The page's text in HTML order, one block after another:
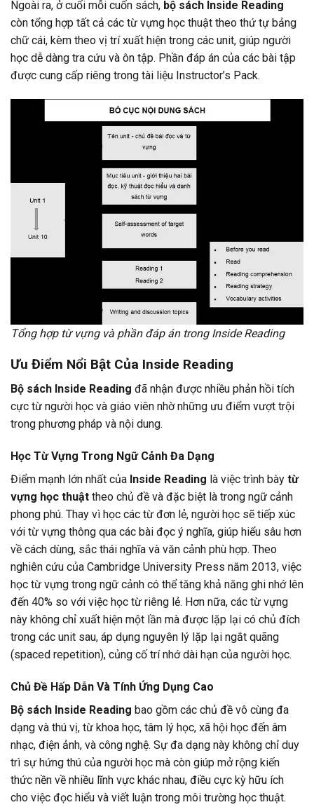
Ngoài ra, ở cuối mỗi cuốn sách, bộ sách Inside Reading
còn tổng hợp tất cả các từ vựng học thuật theo thứ tự bảng
chữ cái, kèm theo vị trí xuất hiện trong các unit, giúp người
học dễ dàng tra cứu và ôn tập. Phần đáp án của các bài tập
được cung cấp riêng trong tài liệu Instructor’s Pack.
Tổng hợp từ vựng và phần đáp án trong Inside Reading
Ưu Điểm Nổi Bật Của Inside Reading
Bộ sách Inside Reading đã nhận được nhiều phản hồi tích
cực từ người học và giáo viên nhờ những ưu điểm vượt trội
trong phương pháp và nội dung.
Học Từ Vựng Trong Ngữ Cảnh Đa Dạng
Điểm mạnh lớn nhất của Inside Reading là việc trình bày từ
vựng học thuật theo chủ đề và đặc biệt là trong ngữ cảnh
phong phú. Thay vì học các từ đơn lẻ, người học sẽ tiếp xúc
với từ vựng thông qua các bài đọc ý nghĩa, giúp hiểu sâu hơn
về cách dùng, sắc thái nghĩa và văn cảnh phù hợp. Theo
nghiên cứu của Cambridge University Press năm 2013, việc
học từ vựng trong ngữ cảnh có thể tăng khả năng ghi nhớ lên
đến 40% so với việc học từ riêng lẻ. Hơn nữa, các từ vựng
này không chỉ xuất hiện một lần mà được lặp lại có chủ đích
trong các unit sau, áp dụng nguyên lý lặp lại ngắt quãng
(spaced repetition), củng cố trí nhớ dài hạn của người học.
Chủ Đề Hấp Dẫn Và Tính Ứng Dụng Cao
Bộ sách Inside Reading bao gồm các chủ đề vô cùng đa
dạng và thú vị, từ khoa học, tâm lý học, xã hội học đến âm
nhạc, điện ảnh, và công nghệ. Sự đa dạng này không chỉ duy
trì sự hứng thú của người học mà còn giúp mở rộng kiến
thức nền về nhiều lĩnh vực khác nhau, điều cực kỳ hữu ích
cho việc đọc hiểu và viết luận trong môi trường học thuật.